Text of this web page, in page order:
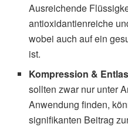
Ausreichende
antioxidantienreiche
wobei auch auf ein
ist.
Kompression &
sollten zwar nur unter
Anwendung finden,
signifikanten Beitrag